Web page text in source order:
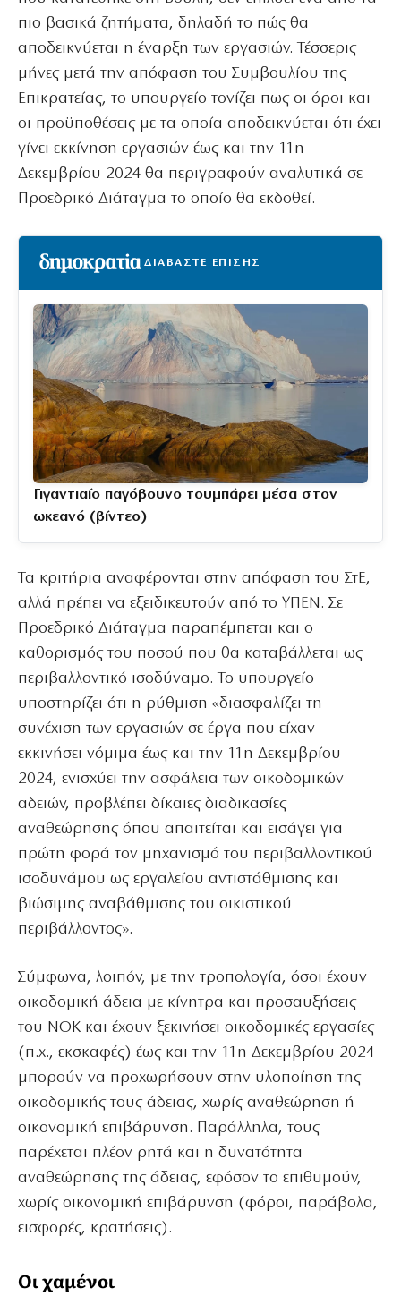
πιο βασικά ζητήματα, δηλαδή το πώς θα
αποδεικνύεται η έναρξη των εργασιών. Τέσσερις
μήνες μετά την απόφαση του Συμβουλίου της
Επικρατείας, το υπουργείο τονίζει πως οι όροι και
οι προϋποθέσεις με τα οποία αποδεικνύεται ότι έχει
γίνει εκκίνηση εργασιών έως και την 11η
Δεκεμβρίου 2024 θα περιγραφούν αναλυτικά σε
Προεδρικό Διάταγμα το οποίο θα εκδοθεί.
ΔΙΑΒΑΣΤΕ ΕΠΙΣΗΣ
Γιγαντιαίο παγόβουνο τουμπάρει μέσα στον
ωκεανό (βίντεο)
Τα κριτήρια αναφέρονται στην απόφαση του ΣτΕ,
αλλά πρέπει να εξειδικευτούν από το ΥΠΕΝ. Σε
Προεδρικό Διάταγμα παραπέμπεται και ο
καθορισμός του ποσού που θα καταβάλλεται ως
περιβαλλοντικό ισοδύναμο. Το υπουργείο
υποστηρίζει ότι η ρύθμιση «διασφαλίζει τη
συνέχιση των εργασιών σε έργα που είχαν
εκκινήσει νόμιμα έως και την 11η Δεκεμβρίου
2024, ενισχύει την ασφάλεια των οικοδομικών
αδειών, προβλέπει δίκαιες διαδικασίες
αναθεώρησης όπου απαιτείται και εισάγει για
πρώτη φορά τον μηχανισμό του περιβαλλοντικού
ισοδυνάμου ως εργαλείου αντιστάθμισης και
βιώσιμης αναβάθμισης του οικιστικού
περιβάλλοντος».
Σύμφωνα, λοιπόν, με την τροπολογία, όσοι έχουν
οικοδομική άδεια με κίνητρα και προσαυξήσεις
του ΝΟΚ και έχουν ξεκινήσει οικοδομικές εργασίες
(π.χ., εκσκαφές) έως και την 11η Δεκεμβρίου 2024
μπορούν να προχωρήσουν στην υλοποίηση της
οικοδομικής τους άδειας, χωρίς αναθεώρηση ή
οικονομική επιβάρυνση. Παράλληλα, τους
παρέχεται πλέον ρητά και η δυνατότητα
αναθεώρησης της άδειας, εφόσον το επιθυμούν,
χωρίς οικονομική επιβάρυνση (φόροι, παράβολα,
εισφορές, κρατήσεις).
Οι χαμένοι